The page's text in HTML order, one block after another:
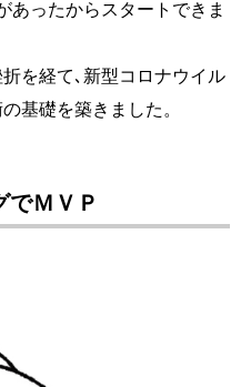
あったからスタートできま
を経て､新型コロナウイル
基礎を築きました。
でＭＶＰ